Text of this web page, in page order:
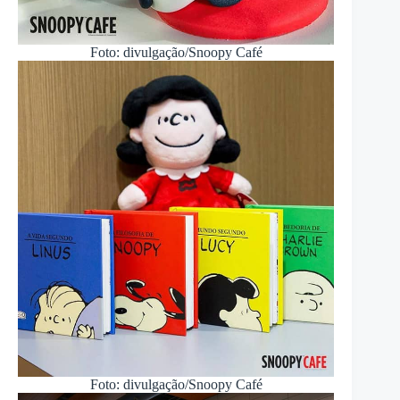
Foto: divulgação/Snoopy Café
Foto: divulgação/Snoopy Café